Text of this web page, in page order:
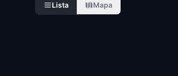
Lista Mapa